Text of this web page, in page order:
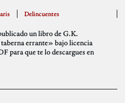
Delincuentes
un libro de G.K.
errante» bajo licencia
para que te lo descargues en